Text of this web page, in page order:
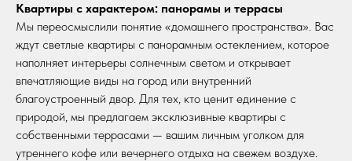
СТРОЙГРУПП-07
ПОЛУЧИТЬ КОНСУЛЬТАЦИЮ
Квартиры с характером: панорамы и террасы
Мы переосмыслили понятие «домашнего пространства». Вас
ждут светлые квартиры с панорамным остеклением, которое
наполняет интерьеры солнечным светом и открывает
впечатляющие виды на город или внутренний
благоустроенный двор. Для тех, кто ценит единение с
природой, мы предлагаем эксклюзивные квартиры с
собственными террасами — вашим личным уголком для
утреннего кофе или вечернего отдыха на свежем воздухе.